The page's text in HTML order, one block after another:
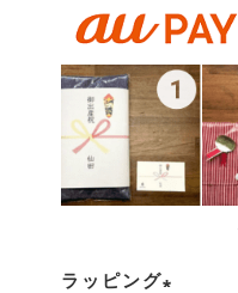
ラッピング